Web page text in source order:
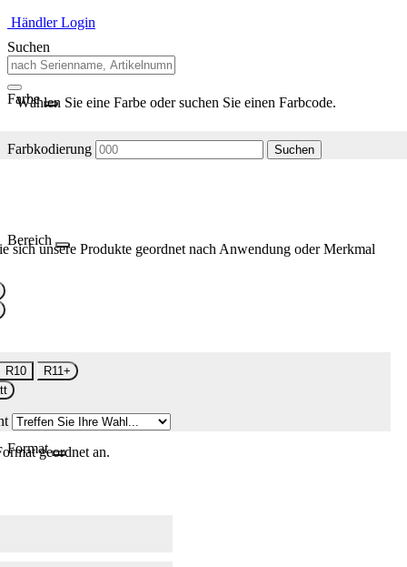
Händler Login
Suchen
Farbe
Wählen Sie eine Farbe oder suchen Sie einen Farbcode.
Farbkodierung Suchen
Bereich
sich unsere Produkte geordnet nach Anwendung oder Merkmal
R10
R11+
Formatgeordnet an.